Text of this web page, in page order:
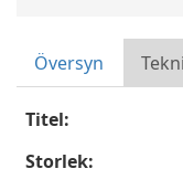
Översyn
Titel:
Storlek: